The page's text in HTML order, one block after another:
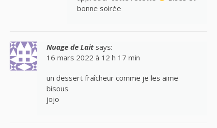
bonne soirée
Nuage de Lait says:
16 mars 2022 à 12 h 17 min
un dessert fraîcheur comme je les aime
bisous
jojo